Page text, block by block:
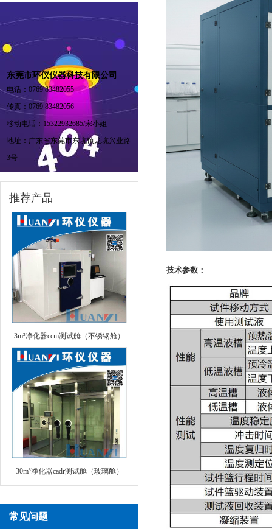
东莞市环仪仪器科技有限公司
电话：0769 83482055
传真：0769 83482056
移动电话：15322932685/宋小姐
地址：广东省东莞市东坑镇龙坑兴业路
3号
推荐产品
3m³净化器ccm测试舱（不锈钢舱）
30m³净化器cadr测试舱（玻璃舱）
常见问题
技术参数：